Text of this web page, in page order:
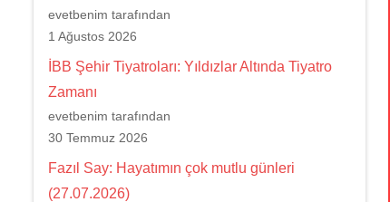
evetbenim tarafından
1 Ağustos 2026
İBB Şehir Tiyatroları: Yıldızlar Altında Tiyatro
Zamanı
evetbenim tarafından
30 Temmuz 2026
Fazıl Say: Hayatımın çok mutlu günleri
(27.07.2026)